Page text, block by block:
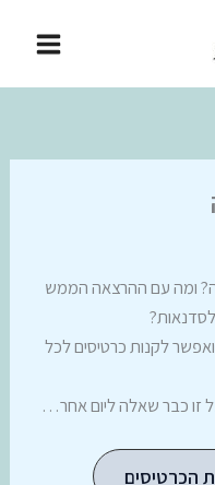
ומה עם ההרצאה הממש
לקנות כרטיסים לכל
זו כבר שאלה ליום אחר…
הכרטיסים